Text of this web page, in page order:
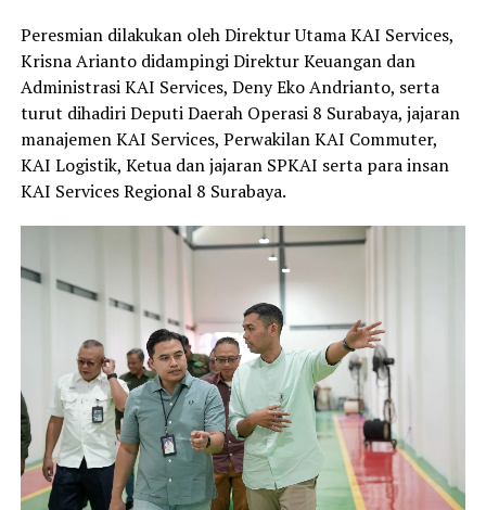
Peresmian dilakukan oleh Direktur Utama KAI Services,
Krisna Arianto didampingi Direktur Keuangan dan
Administrasi KAI Services, Deny Eko Andrianto, serta
turut dihadiri Deputi Daerah Operasi 8 Surabaya, jajaran
manajemen KAI Services, Perwakilan KAI Commuter,
KAI Logistik, Ketua dan jajaran SPKAI serta para insan
KAI Services Regional 8 Surabaya.